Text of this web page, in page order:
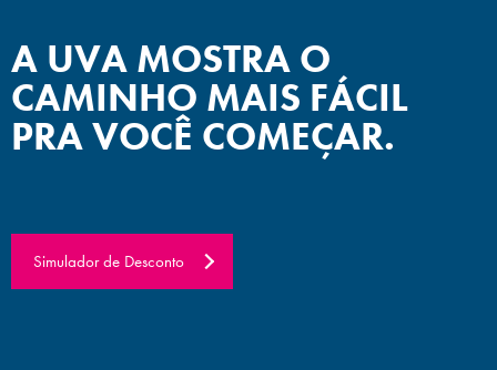
A UVA MOSTRA O
CAMINHO MAIS FÁCIL
PRA VOCÊ COMEÇAR.
Simulador de Desconto